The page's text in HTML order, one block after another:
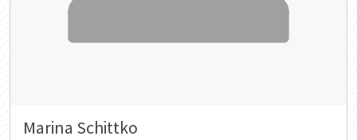
Marina Schittko